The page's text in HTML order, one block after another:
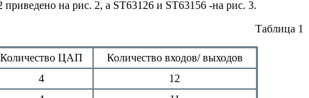
на рис. 2, a ST63126 и ST63156 -на рис. 3.
Таблица 1
Количество ЦАП
Количество входов/ выходов
4
12